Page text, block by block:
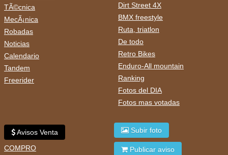
TÃ©cnica
MecÃ¡nica
Robadas
Noticias
Calendario
Tandem
Freerider
Dirt Street 4X
BMX freestyle
Ruta, triatlon
De todo
Retro Bikes
Enduro-All mountain
Ranking
Fotos del DIA
Fotos mas votadas
Avisos Venta
COMPRO
Subir foto
Publicar aviso